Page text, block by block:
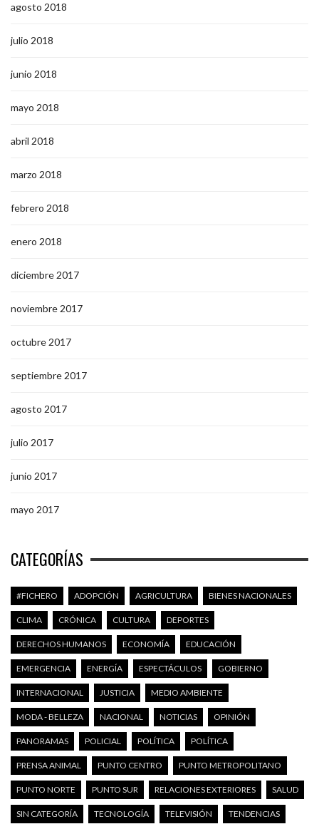
agosto 2018
julio 2018
junio 2018
mayo 2018
abril 2018
marzo 2018
febrero 2018
enero 2018
diciembre 2017
noviembre 2017
octubre 2017
septiembre 2017
agosto 2017
julio 2017
junio 2017
mayo 2017
CATEGORÍAS
#FICHERO ADOPCIÓN AGRICULTURA BIENES NACIONALES
CLIMA CRÓNICA CULTURA DEPORTES
DERECHOS HUMANOS ECONOMÍA EDUCACIÓN
EMERGENCIA ENERGÍA ESPECTÁCULOS GOBIERNO
INTERNACIONAL JUSTICIA MEDIO AMBIENTE
MODA - BELLEZA NACIONAL NOTICIAS OPINIÓN
PANORAMAS POLICIAL POLÍTICA POLÍTICA
PRENSA ANIMAL PUNTO CENTRO PUNTO METROPOLITANO
PUNTO NORTE PUNTO SUR RELACIONES EXTERIORES SALUD
SIN CATEGORÍA TECNOLOGÍA TELEVISIÓN TENDENCIAS